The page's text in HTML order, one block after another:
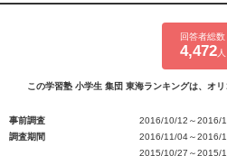
回答者総数
4,472人
この学習塾 小学生 集団 東海ランキングは、オ
事前調査
2016/10/12～2016/
調査期間
2016/11/04～2016/
2015/10/27～2015/